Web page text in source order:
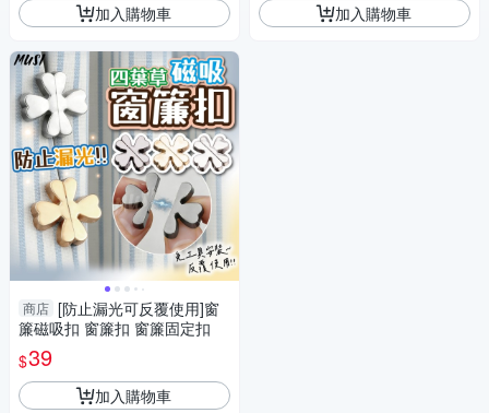
加入購物車
商店 [防止漏光可反覆使用]窗
簾磁吸扣 窗簾扣 窗簾固定扣
$39
加入購物車
加入購物車